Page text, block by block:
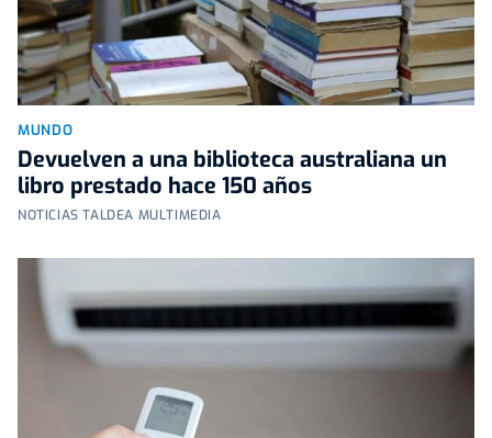
MUNDO
Devuelven a una biblioteca australiana un
libro prestado hace 150 años
NOTICIAS TALDEA MULTIMEDIA